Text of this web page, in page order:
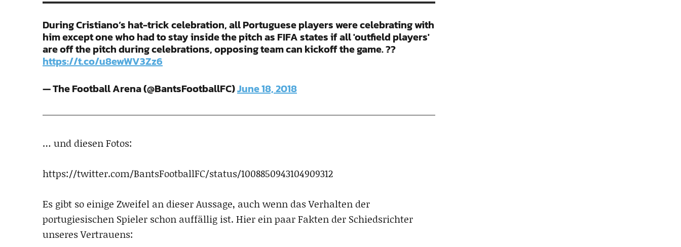
During Cristiano’s hat-trick celebration, all Portuguese players were celebrating with
him except one who had to stay inside the pitch as FIFA states if all 'outfield players'
are off the pitch during celebrations, opposing team can kickoff the game. ??
https://t.co/u8ewWV3Zz6
— The Football Arena (@BantsFootballFC)June 18, 2018
… und diesen Fotos:
https://twitter.com/BantsFootballFC/status/1008850943104909312
Es gibt so einige Zweifel an dieser Aussage, auch wenn das Verhalten der
portugiesischen Spieler schon auffällig ist. Hier ein paar Fakten der Schiedsrichter
unseres Vertrauens: